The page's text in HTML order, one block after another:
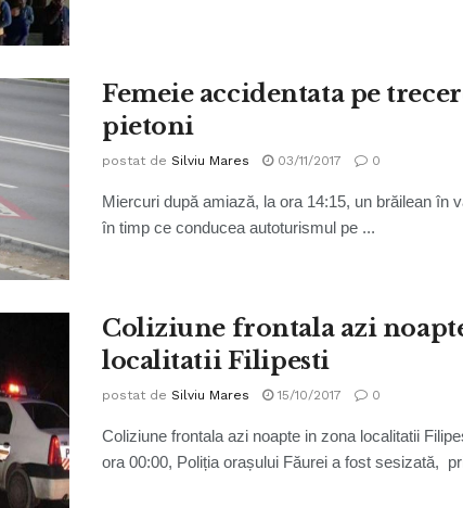
Femeie accidentata pe
pietoni
postat de Silviu Mares 03/11/2017 0
Miercuri după amiază, la ora 14:15, un brăilean în
în timp ce conducea autoturismul pe ...
Coliziune frontala azi
localitatii Filipesti
postat de Silviu Mares 15/10/2017 0
Coliziune frontala azi noapte in zona localitatii
ora 00:00, Poliția orașului Făurei a fost sesizată,